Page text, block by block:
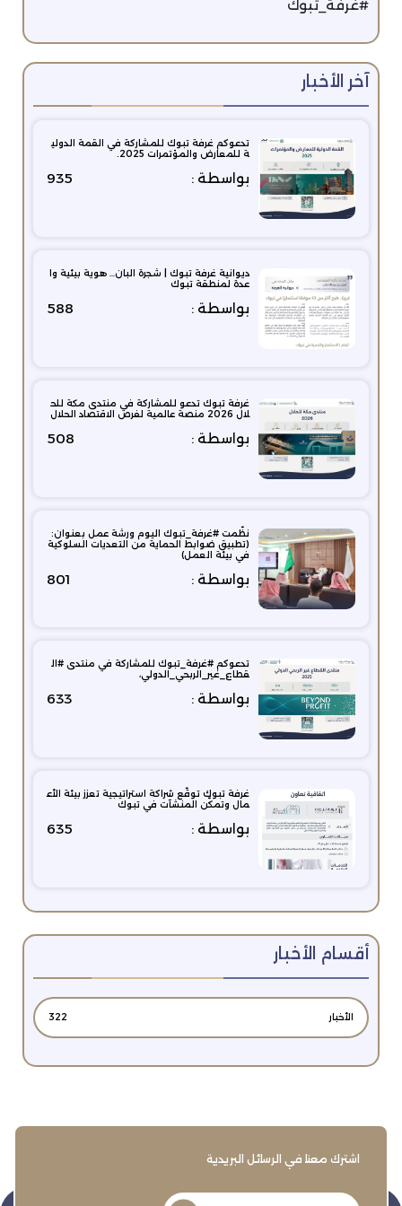
#غرفة_تبوك
آخر الأخبار
تدعوكم غرفة تبوك للمشاركة في القمة الدولي
ة للمعارض والمؤتمرات 2025.
بواسطة : 935
ديوانية غرفة تبوك | شجرة البان… هوية بيئية وا
عدة لمنطقة تبوك
بواسطة : 588
غرفة تبوك تدعو للمشاركة في منتدى مكة للح
لال 2026 منصة عالمية لفرص الاقتصاد الحلال
بواسطة : 508
نظّمت ⁧‫#غرفة_تبوك‬⁩ اليوم ورشة عمل بعنوان:
‏(تطبيق ضوابط الحماية من التعديات السلوكية
في بيئة العمل)
بواسطة : 801
تدعوكم #غرفة_تبوك للمشاركة في منتدى #ال
قطاع_غير_الربحي_الدولي،
بواسطة : 633
غرفة تبوك توقّع شراكة استراتيجية تعزز بيئة الأع
مال وتمكّن المنشآت في تبوك
بواسطة : 635
أقسام الأخبار
الأخبار 322
اشترك معنا في الرسائل البريدية